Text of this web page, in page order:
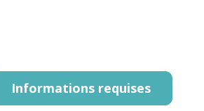
Informations requises